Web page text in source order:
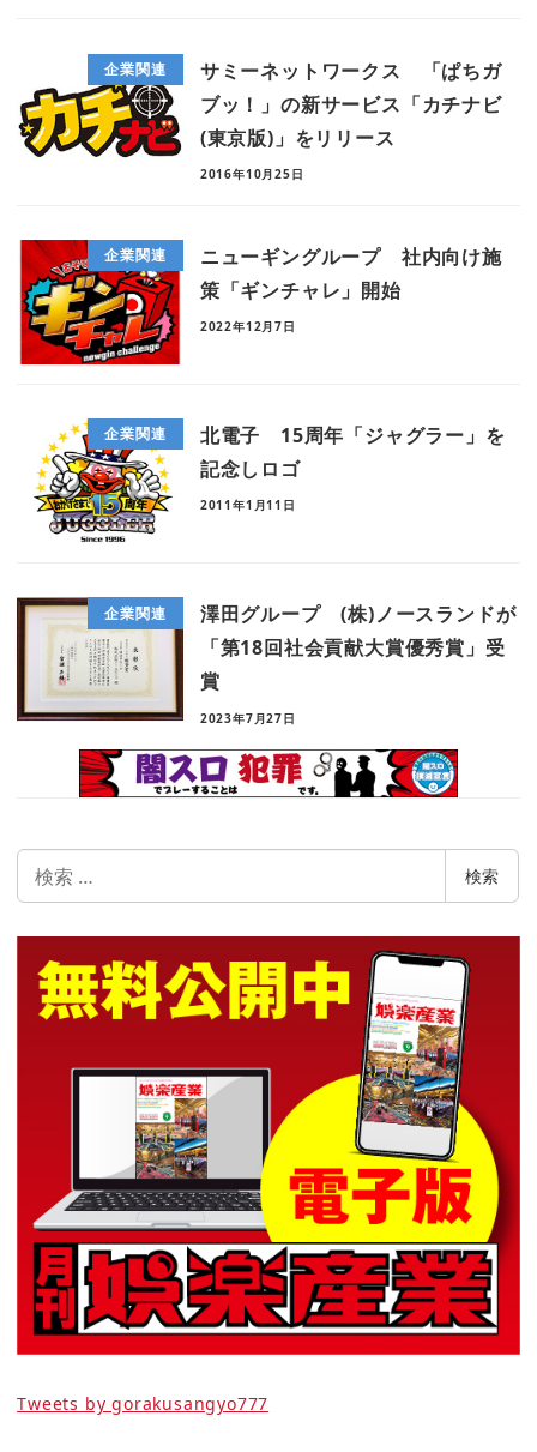
企業関連
サミーネットワークス 「ぱちガ
ブッ！」の新サービス「カチナビ
(東京版)」をリリース
2016年10月25日
企業関連
ニューギングループ 社内向け施
策「ギンチャレ」開始
2022年12月7日
企業関連
北電子 15周年「ジャグラー」を
記念しロゴ
2011年1月11日
企業関連
澤田グループ (株)ノースランドが
「第18回社会貢献大賞優秀賞」受
賞
2023年7月27日
索
検索
Tweets by gorakusangyo777